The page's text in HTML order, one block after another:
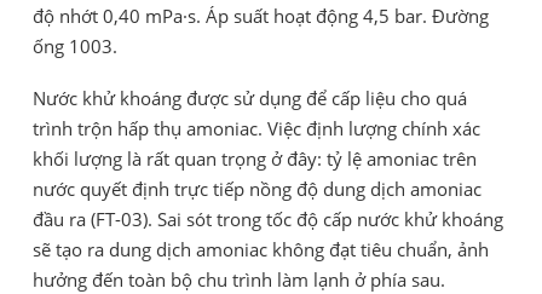
độ nhớt 0,40 mPa·s. Áp suất hoạt động 4,5 bar. Đường
ống 1003.
Nước khử khoáng được sử dụng để cấp liệu cho quá
trình trộn hấp thụ amoniac. Việc định lượng chính xác
khối lượng là rất quan trọng ở đây: tỷ lệ amoniac trên
nước quyết định trực tiếp nồng độ dung dịch amoniac
đầu ra (FT-03). Sai sót trong tốc độ cấp nước khử khoáng
sẽ tạo ra dung dịch amoniac không đạt tiêu chuẩn, ảnh
hưởng đến toàn bộ chu trình làm lạnh ở phía sau.